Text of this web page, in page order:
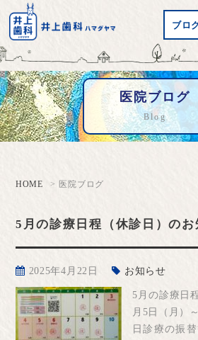
ブロ
医院ブログ
Blog
HOME 医院ブログ
5月の診療日程（休診日）のお
2025年4月22日 お知らせ
5月の診療日
月5日（月）
日診療の振